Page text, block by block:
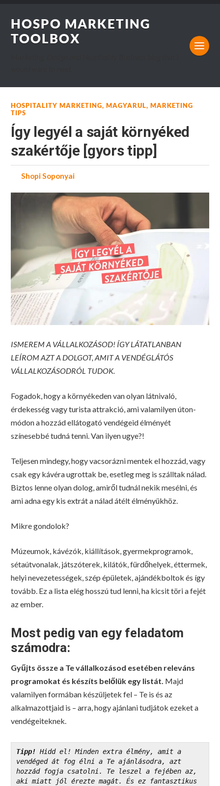
HOSPO MARKETING
TOOLBOX
HOSPITALITY MARKETING,MAGYARUL,MARKETING
TIPS
Így legyél a saját környéked
szakértője [gyors tipp]
byShopi Soponyai
ISMEREM A VÁLLALKOZÁSOD! ÍGY LÁTATLANBAN
LEÍROM AZT A DOLGOT, AMIT A VENDÉGLÁTÓS
VÁLLALKOZÁSODRÓL TUDOK.
Fogadok, hogy a környékeden van olyan látnivaló,
érdekesség vagy turista attrakció, ami valamilyen úton-
módon a hozzád ellátogató vendégeid élményét
színesebbé tudná tenni. Van ilyen ugye?!
Teljesen mindegy, hogy vacsorázni mentek el hozzád, vagy
csak egy kávéra ugrottak be, esetleg meg is szálltak nálad.
Biztos lenne olyan dolog, amiről tudnál nekik mesélni, és
ami adna egy kis extrát a nálad átélt élményükhöz.
Mikre gondolok?
Múzeumok, kávézók, kiállítások, gyermekprogramok,
sétaútvonalak, játszóterek, kilátók, fürdőhelyek, éttermek,
helyi nevezetességek, szép épületek, ajándékboltok és így
tovább. Ez a lista elég hosszú tud lenni, ha kicsit töri a fejét
az ember.
Most pedig van egy feladatom
számodra:
Gyűjts össze a Te vállalkozásod esetében releváns
programokat és készíts belőlük egy listát. Majd
valamilyen formában készüljetek fel – Te is és az
alkalmazottjaid is – arra, hogy ajánlani tudjátok ezeket a
vendégeiteknek.
Tipp!
Hidd el! Minden extra élmény, amit a
vendéged át fog élni a Te ajánlásodra, azt
hozzád fogja csatolni. Te leszel a fejében az,
aki miatt jól érezte magát. És ez fantasztikus